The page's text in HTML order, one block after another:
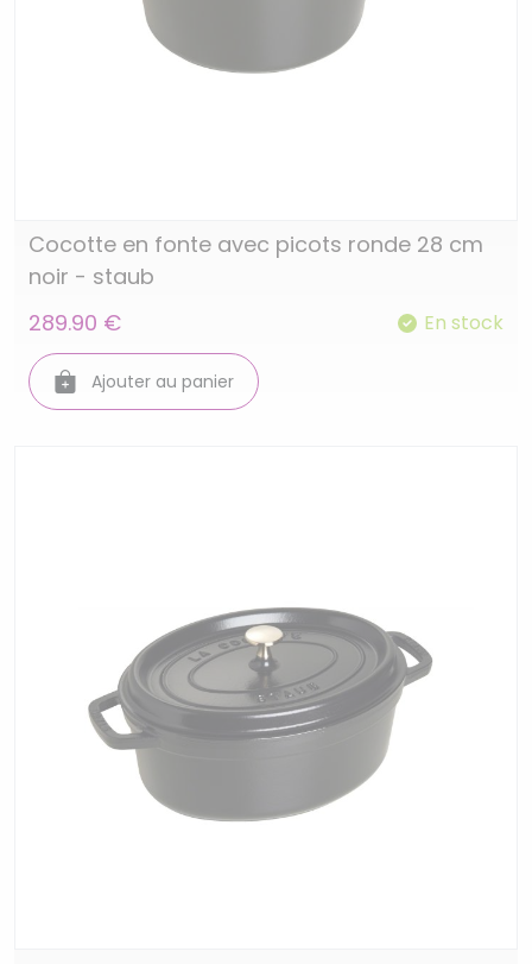
Cocotte en fonte avec picots ronde 28 cm
noir - staub
289.90 €
En stock
Ajouter au panier